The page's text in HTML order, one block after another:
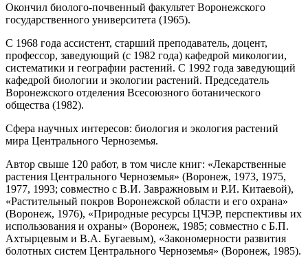
Окончил биолого-почвенный факультет Воронежского
государственного университета (1965).
С 1968 года ассистент, старший преподаватель, доцент,
профессор, заведующий (с 1982 года) кафедрой микологии,
систематики и географии растений. С 1992 года заведующий
кафедрой биологии и экологии растений. Председатель
Воронежского отделения Всесоюзного ботанического
общества (1982).
Сфера научных интересов: биология и экология растений
мира Центрального Черноземья.
Автор свыше 120 работ, в том числе книг: «Лекарственные
растения Центрального Черноземья» (Воронеж, 1973, 1975,
1977, 1993; совместно с В.И. Завражновым и Р.И. Китаевой),
«Растительный покров Воронежской области и его охрана»
(Воронеж, 1976), «Природные ресурсы ЦЧЭР, перспективы их
использования и охраны» (Воронеж, 1985; совместно с Б.П.
Ахтырцевым и В.А. Бугаевым), «Закономерности развития
болотных систем Центрального Черноземья» (Воронеж, 1985).